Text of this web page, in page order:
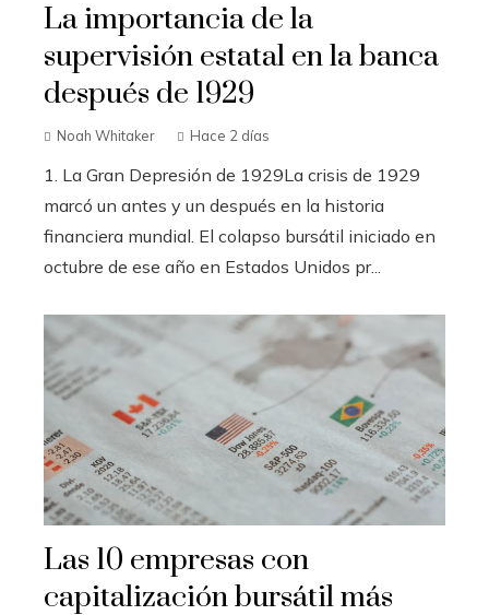
La importancia de la
supervisión estatal en la banca
después de 1929
Noah Whitaker Hace 2 días
1. La Gran Depresión de 1929La crisis de 1929
marcó un antes y un después en la historia
financiera mundial. El colapso bursátil iniciado en
octubre de ese año en Estados Unidos pr...
Las 10 empresas con
capitalización bursátil más